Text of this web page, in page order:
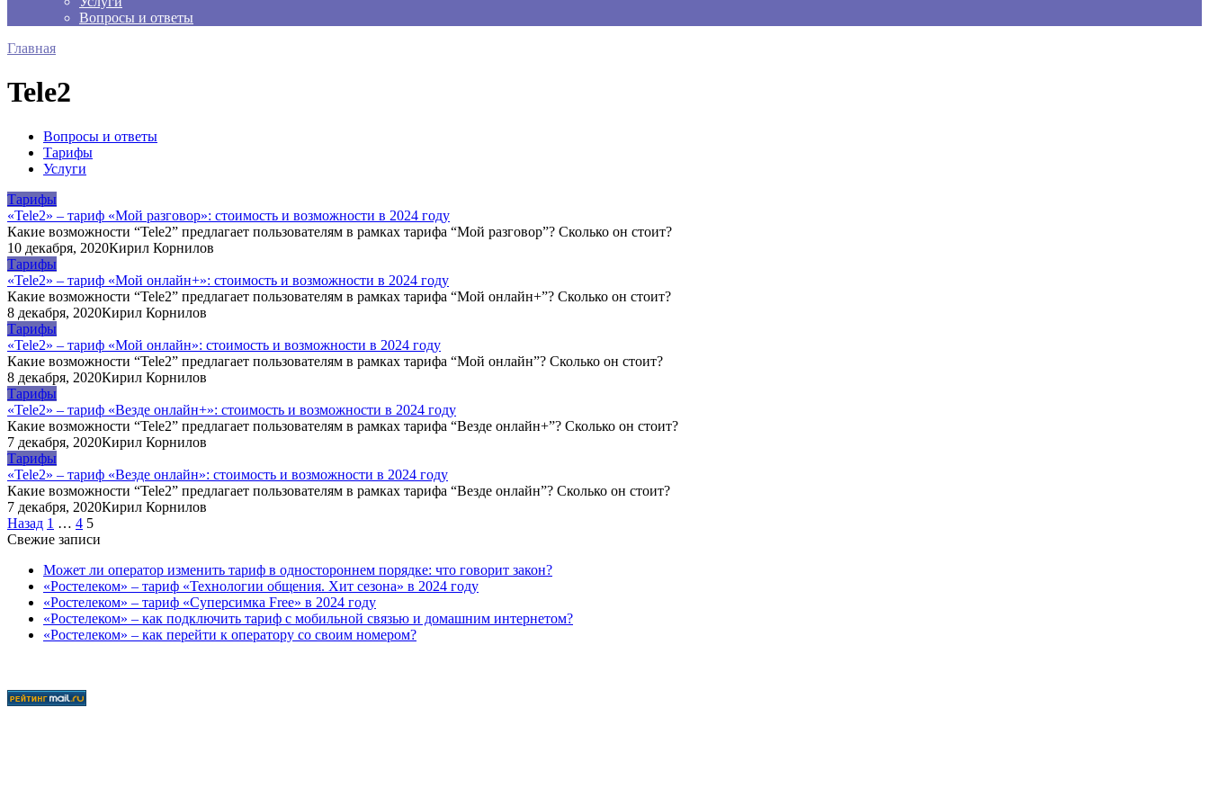
Вопросы и ответы
Главная
Tele2
Вопросы и ответы
Тарифы
Услуги
Тарифы
«Tele2» – тариф «Мой разговор»: стоимость и возможности в 2024 году
Какие возможности “Tele2” предлагает пользователям в рамках тарифа “Мой разговор”? Сколько он стоит?
10 декабря, 2020Кирил Корнилов
Тарифы
«Tele2» – тариф «Мой онлайн+»: стоимость и возможности в 2024 году
Какие возможности “Tele2” предлагает пользователям в рамках тарифа “Мой онлайн+”? Сколько он стоит?
8 декабря, 2020Кирил Корнилов
Тарифы
«Tele2» – тариф «Мой онлайн»: стоимость и возможности в 2024 году
Какие возможности “Tele2” предлагает пользователям в рамках тарифа “Мой онлайн”? Сколько он стоит?
8 декабря, 2020Кирил Корнилов
Тарифы
«Tele2» – тариф «Везде онлайн+»: стоимость и возможности в 2024 году
Какие возможности “Tele2” предлагает пользователям в рамках тарифа “Везде онлайн+”? Сколько он стоит?
7 декабря, 2020Кирил Корнилов
Тарифы
«Tele2» – тариф «Везде онлайн»: стоимость и возможности в 2024 году
Какие возможности “Tele2” предлагает пользователям в рамках тарифа “Везде онлайн”? Сколько он стоит?
7 декабря, 2020Кирил Корнилов
Пагинация
записей
Назад 1 … 4 5
Свежие записи
Может ли оператор изменить тариф в одностороннем порядке: что говорит закон?
«Ростелеком» – тариф «Технологии общения. Хит сезона» в 2024 году
«Ростелеком» – тариф «Суперсимка Free» в 2024 году
«Ростелеком» – как подключить тариф с мобильной связью и домашним интернетом?
«Ростелеком» – как перейти к оператору со своим номером?